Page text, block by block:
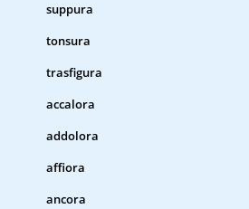
suppura
tonsura
trasfigura
accalora
addolora
affiora
ancora